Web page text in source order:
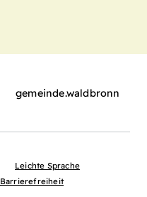
gemeinde.waldbronn
Leichte Sprache
Barrierefreiheit